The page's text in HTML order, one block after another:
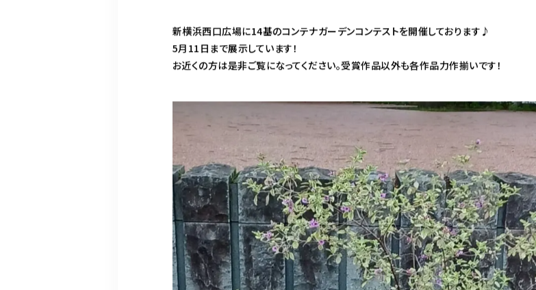
新横浜西口広場に14基のコンテナガーデンコンテストを開催しております♪
5月11日まで展示しています！
お近くの方は是非ご覧になってください。受賞作品以外も各作品力作揃いです！